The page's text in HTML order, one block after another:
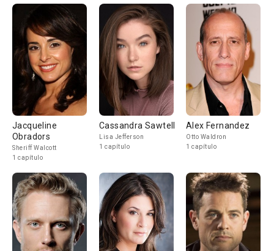
Jacqueline
Obradors
Sheriff Walcott
1 capítulo
Cassandra Sawtell
Lisa Jefferson
1 capítulo
Alex Fernandez
Otto Waldron
1 capítulo